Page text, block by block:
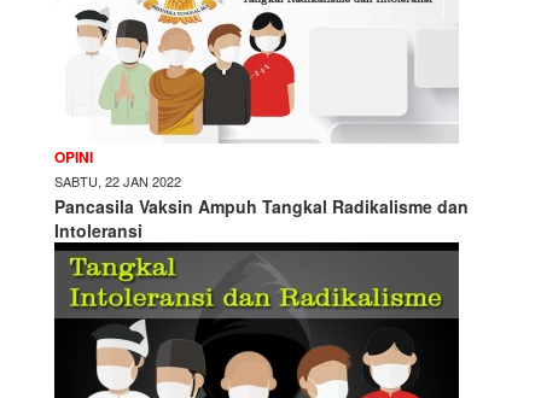
OPINI
SABTU, 22 JAN 2022
Pancasila Vaksin Ampuh Tangkal Radikalisme dan
Intoleransi